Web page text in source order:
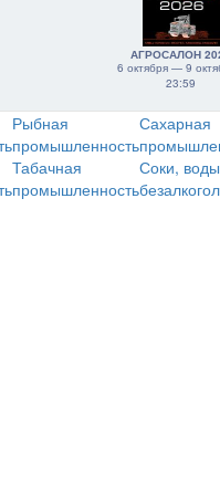
АГРОСАЛОН
6 октября — 9
23:59
Рыбная
промышленность
Сахарная
Табачная
промышленность
Соки,